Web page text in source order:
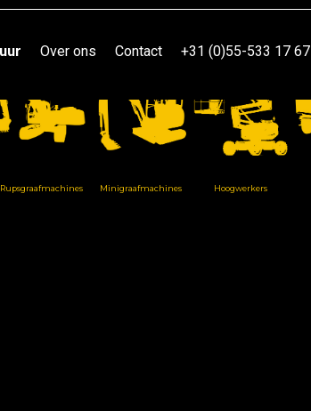
Over ons Contact +31 (0)55-533 17 67
voorraad.
Rupsgraafmachines Minigraafmachines Hoogwerkers